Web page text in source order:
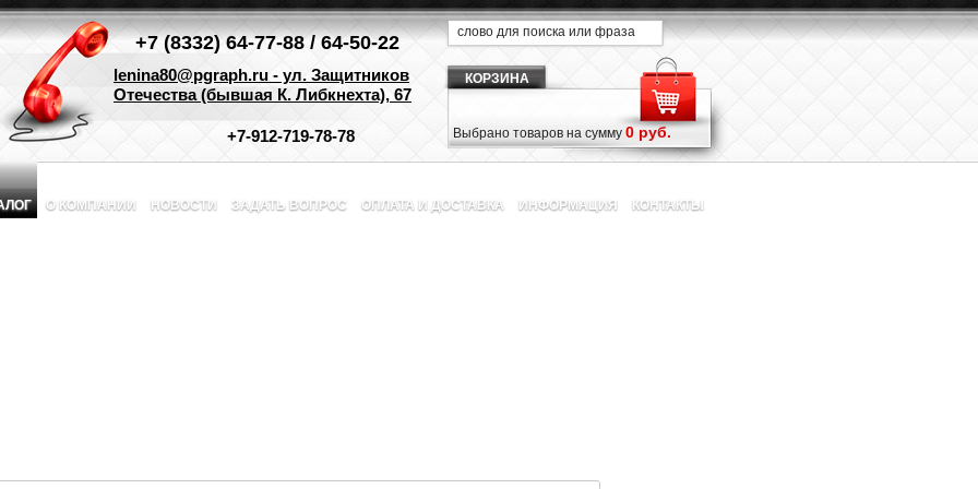
+7 (8332) 64-77-88 / 64-50-22
lenina80@pgraph.ru - ул. Защитников
Отечества (бывшая К. Либкнехта), 67
+7-912-719-78-78
КОРЗИНА
Выбрано товаров на сумму 0 руб.
О КОМПАНИИ НОВОСТИ ЗАДАТЬ ВОПРОС ОПЛАТА И ДОСТАВКА ИНФОРМАЦИЯ КОНТАКТЫ